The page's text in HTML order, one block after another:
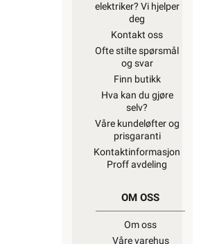
elektriker? Vi hjelper
deg
Kontakt oss
Ofte stilte spørsmål
og svar
Finn butikk
Hva kan du gjøre
selv?
Våre kundeløfter og
prisgaranti
Kontaktinformasjon
Proff avdeling
OM OSS
Om oss
Våre varehus